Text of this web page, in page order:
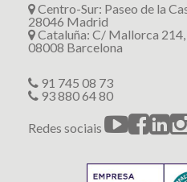
Centro-Sur: Paseo de la
28046 Madrid
Cataluña: C/ Mallorca 214,
08008 Barcelona
91 745 08 73
93 880 64 80
Redes sociais